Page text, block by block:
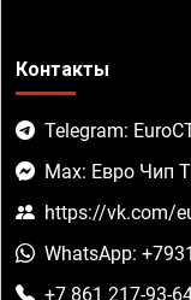
Контакты
Telegram:
Max: Евро Чип
https://vk.com/
WhatsApp:
+7 861 217-93-